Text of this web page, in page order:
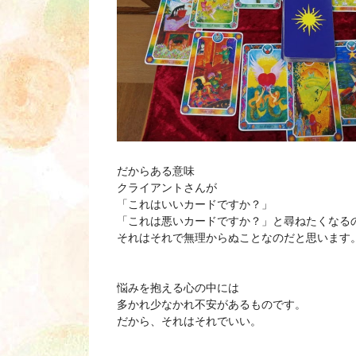
だからある意味
クライアントさんが
「これはいいカードですか？」
「これは悪いカードですか？」と尋ねたくなる
それはそれで無理からぬことなのだと思います
悩みを抱える心の中には
多かれ少なかれ不安があるものです。
だから、それはそれでいい。